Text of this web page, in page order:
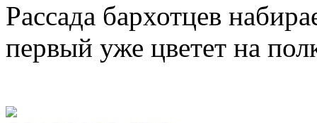
Рассада бархотцев
первый уже цветет на